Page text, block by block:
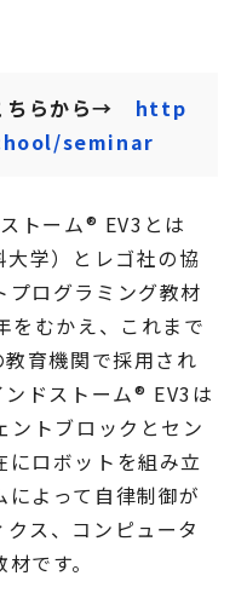
ちらから→ http
seminar
トーム® EV3とは
学）とレゴ社の協
プログラミング教材
をむかえ、これまで
育機関で採用され
ドストーム® EV3は
ントブロックとセン
にロボットを組み立
よって自律制御が
ス、コンピュータ
です。